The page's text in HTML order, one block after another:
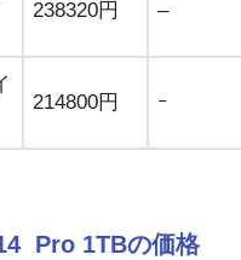
238320円 –
214800円 ｰ
Pro 1TBの価格